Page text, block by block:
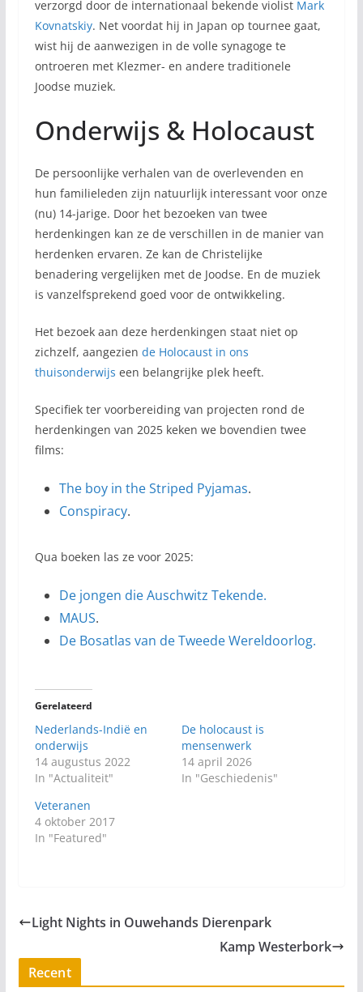
verzorgd door de internationaal bekende violist Mark
Kovnatskiy. Net voordat hij in Japan op tournee gaat,
wist hij de aanwezigen in de volle synagoge te
ontroeren met Klezmer- en andere traditionele
Joodse muziek.
Onderwijs & Holocaust
De persoonlijke verhalen van de overlevenden en
hun familieleden zijn natuurlijk interessant voor onze
(nu) 14-jarige. Door het bezoeken van twee
herdenkingen kan ze de verschillen in de manier van
herdenken ervaren. Ze kan de Christelijke
benadering vergelijken met de Joodse. En de muziek
is vanzelfsprekend goed voor de ontwikkeling.
Het bezoek aan deze herdenkingen staat niet op
zichzelf, aangezien de Holocaust in ons
thuisonderwijs een belangrijke plek heeft.
Specifiek ter voorbereiding van projecten rond de
herdenkingen van 2025 keken we bovendien twee
films:
The boy in the Striped Pyjamas.
Conspiracy.
Qua boeken las ze voor 2025:
De jongen die Auschwitz Tekende.
MAUS.
De Bosatlas van de Tweede Wereldoorlog.
Gerelateerd
Nederlands-Indië en
onderwijs
14 augustus 2022
In "Actualiteit"
De holocaust is
mensenwerk
14 april 2026
In "Geschiedenis"
Veteranen
4 oktober 2017
In "Featured"
Light Nights in Ouwehands Dierenpark
Kamp Westerbork
Recent